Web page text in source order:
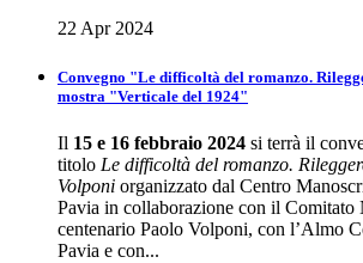
22 Apr 2024
Convegno "Le difficoltà del romanzo.
mostra "Verticale del 1924"
Il 15 e 16 febbraio 2024 si terrà il
titolo Le difficoltà del romanzo.
Volponi organizzato dal Centro
Pavia in collaborazione con il Comitato
centenario Paolo Volponi, con l’Almo
Pavia e con...